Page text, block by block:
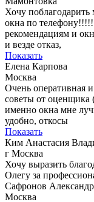
Хочу
окна по
рекомендациям и
и везде отказ,
Показать
Елена Карпова
Москва
Очень оперативная
советы от оценщика
именно окна мне
удобно, откосы
Показать
Ким Анастасия
г Москва
Хочу выразить
Олегу за
Сафронов
Москва